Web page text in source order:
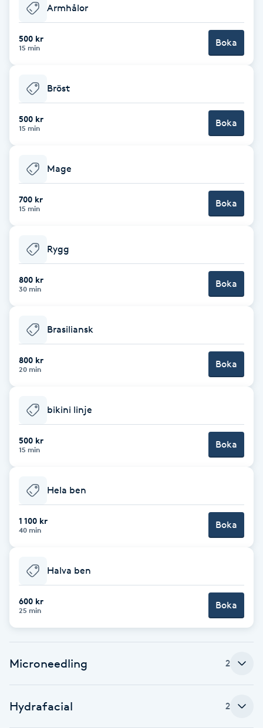
Fotsvamp
Fotvård
Fransfärgning
Fransförlängning
Fransförlängning Megavolym
Fransförlängning Volym
Fransk manikyr
Fransrengöring
Frekvensterapi
Friskvård
Friskvårdsmassage
Frisör
Funktionsanalys
Färgning
Gel naglar
Gelenaglar
Gellack med förstärkning
Gravidmassage
Armhålor
500 kr
15 min Boka
Bröst
500 kr
15 min Boka
Mage
700 kr
15 min Boka
Rygg
800 kr
30 min Boka
Brasiliansk
800 kr
20 min Boka
bikini linje
500 kr
15 min Boka
Hela ben
1 100 kr
40 min Boka
Halva ben
600 kr
25 min Boka
Microneedling 2
Hydrafacial 2